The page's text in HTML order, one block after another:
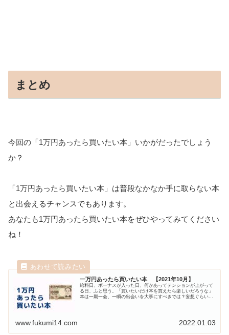
まとめ
今回の「1万円あったら買いたい本」いかがだったでしょう
か？
「1万円あったら買いたい本」は普段なかなか手に取らない本
と出会えるチャンスでもあります。
あなたも1万円あったら買いたい本をぜひやってみてください
ね！
一万円あったら買いたい本 【2021年10月】
給料日、ボーナスが入った日、何かあってテンションが上がって
る日、ふと思う。「買いたいだけ本を買えたら楽しいだろうな」
本は一期一会、一瞬の出会いを大事にすべきでは？妄想ぐらいい
www.fukumi14.com 2022.01.03